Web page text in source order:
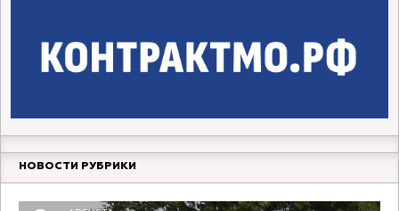
НОВОСТИ РУБРИКИ